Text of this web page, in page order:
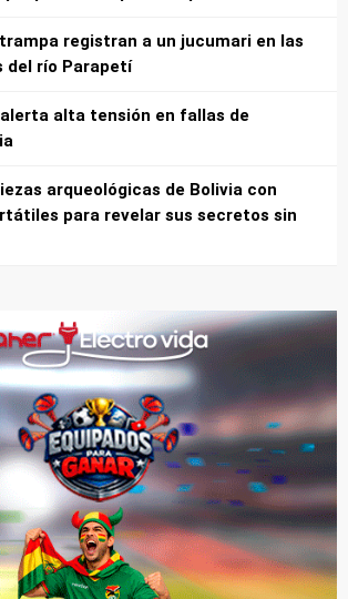
registran a un jucumari en las
del río Parapetí
alta tensión en fallas de
arqueológicas de Bolivia con
para revelar sus secretos sin